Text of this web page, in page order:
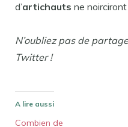
d’artichauts ne noirciront
N’oubliez pas de
Twitter !
A lire aussi
Combien de